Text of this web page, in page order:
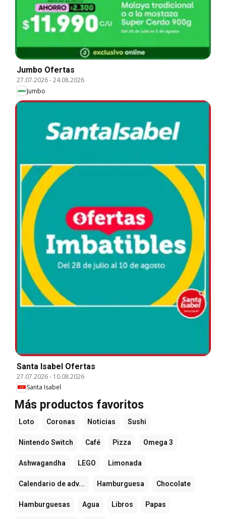
Jumbo Ofertas
27.07.2026-24.08.2026
Jumbo
Santa Isabel Ofertas
27.07.2026- 10.08.2026
Santa Isabel
Más productos favoritos
Loto Coronas Noticias Sushi
Nintendo Switch Café Pizza Omega 3
Ashwagandha LEGO Limonada
Calendario de adv... Hamburguesa Chocolate
Hamburguesas Agua Libros Papas